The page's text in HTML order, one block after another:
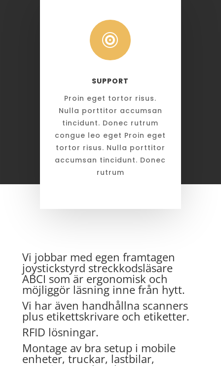

SUPPORT
Proin eget tortor risus.
Nulla porttitor accumsan
tincidunt. Donec rutrum
congue leo eget Proin eget
tortor risus. Nulla porttitor
accumsan tincidunt. Donec
rutrum
Vi jobbar med egen framtagen
joystickstyrd streckkodsläsare
ABCI som är ergonomisk och
möjliggör läsning inne från hytt.
Vi har även handhållna scanners
plus etikettskrivare och etiketter.
RFID lösningar.
Montage av bra setup i mobile
enheter, truckar, lastbilar,